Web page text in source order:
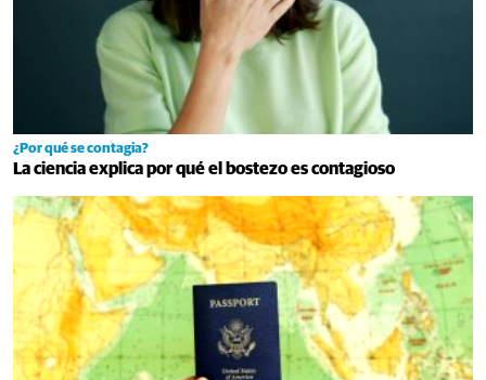
¿Por qué se contagia?
La ciencia explica por qué el bostezo es contagioso